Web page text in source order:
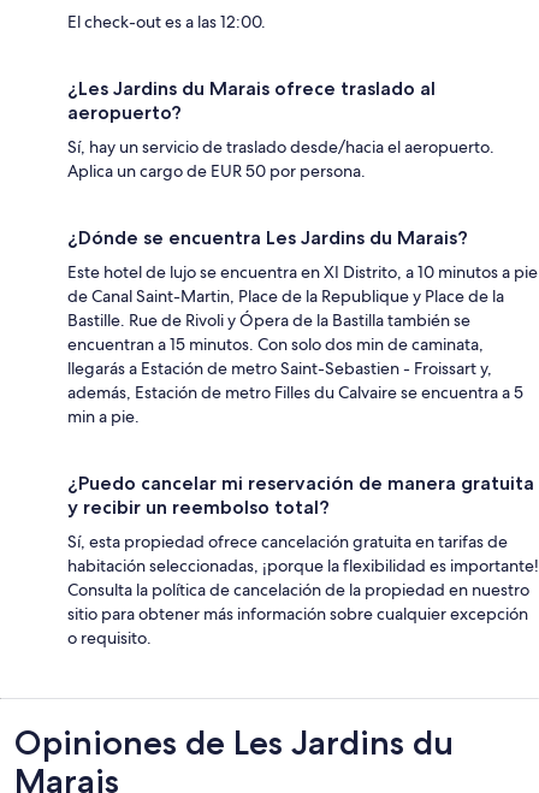
El check-out es a las 12:00.
¿Les Jardins du Marais ofrece traslado al
aeropuerto?
Sí, hay un servicio de traslado desde/hacia el aeropuerto.
Aplica un cargo de EUR 50 por persona.
¿Dónde se encuentra Les Jardins du Marais?
Este hotel de lujo se encuentra en XI Distrito, a 10 minutos a pie
de Canal Saint-Martin, Place de la Republique y Place de la
Bastille. Rue de Rivoli y Ópera de la Bastilla también se
encuentran a 15 minutos. Con solo dos min de caminata,
llegarás a Estación de metro Saint-Sebastien - Froissart y,
además, Estación de metro Filles du Calvaire se encuentra a 5
min a pie.
¿Puedo cancelar mi reservación de manera gratuita
y recibir un reembolso total?
Sí, esta propiedad ofrece cancelación gratuita en tarifas de
habitación seleccionadas, ¡porque la flexibilidad es importante!
Consulta la política de cancelación de la propiedad en nuestro
sitio para obtener más información sobre cualquier excepción
o requisito.
Opiniones
Opiniones de Les Jardins du
Marais